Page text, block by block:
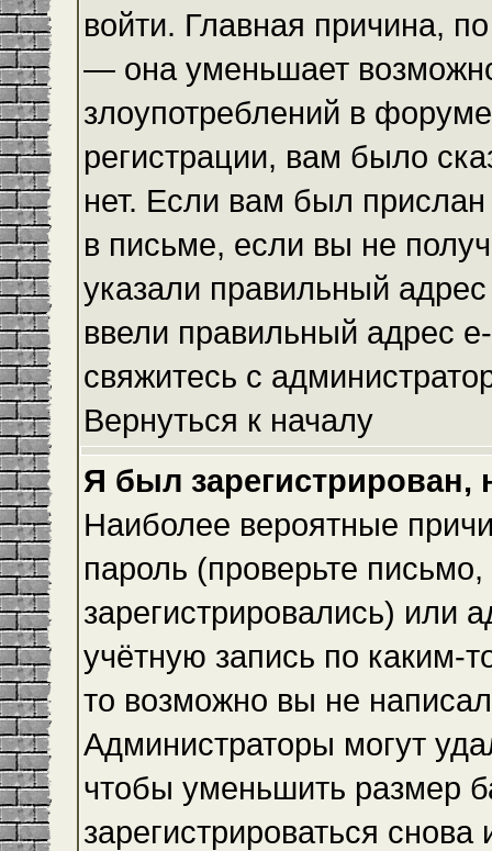
войти. Главная причина,
— она уменьшает
злоупотреблений в
регистрации, вам было
нет. Если вам был
в письме, если вы не
указали правильный
ввели правильный адрес
свяжитесь с
Вернуться к началу
Я был зарегистрирован,
Наиболее вероятные
пароль (проверьте
зарегистрировались) или
учётную запись по каким-
то возможно вы не
Администраторы могут
чтобы уменьшить размер
зарегистрироваться